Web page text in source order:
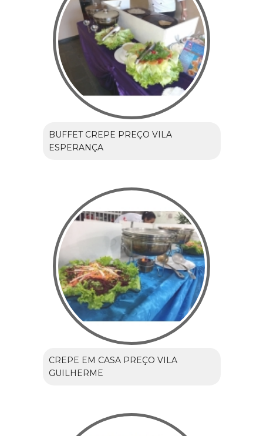
BUFFET CREPE PREÇO VILA
ESPERANÇA
CREPE EM CASA PREÇO VILA
GUILHERME